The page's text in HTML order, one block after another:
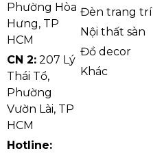
Phường Hòa
Hưng, TP
HCM
CN 2: 207 Lý
Thái Tổ,
Phường
Vườn Lài, TP
HCM
Hotline:
Đèn trang trí
Nội thất sàn
Đồ decor
Khác